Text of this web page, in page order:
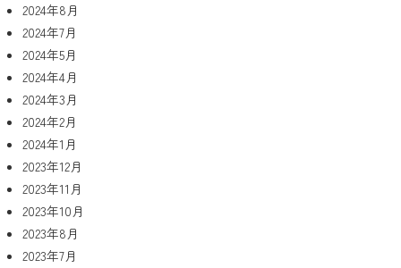
2024年8月
2024年7月
2024年5月
2024年4月
2024年3月
2024年2月
2024年1月
2023年12月
2023年11月
2023年10月
2023年8月
2023年7月